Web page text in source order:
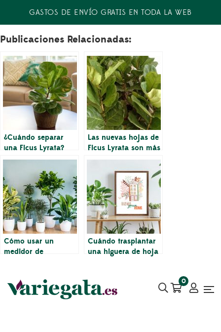
GASTOS DE ENVÍO GRATIS EN TODA LA WEB
Publicaciones Relacionadas:
¿Cuándo separar
una Ficus Lyrata?
Las nuevas hojas de
Ficus Lyrata son más
pequeñas que las
hojas más viejas
Cómo usar un
medidor de
Ficus Lyrata
Cuándo trasplantar
una higuera de hoja
0